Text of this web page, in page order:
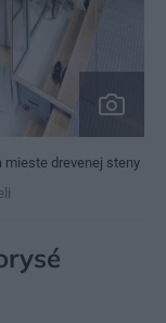
mieste drevenej steny